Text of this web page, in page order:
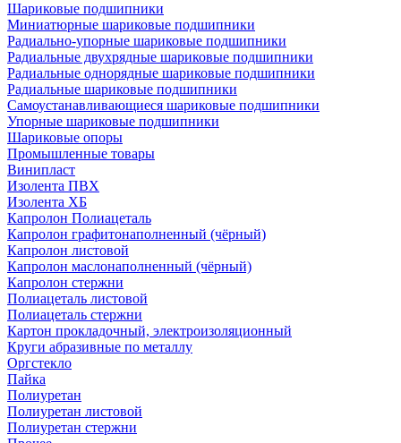
Шариковые подшипники
Миниатюрные шариковые подшипники
Радиально-упорные шариковые подшипники
Радиальные двухрядные шариковые подшипники
Радиальные однорядные шариковые подшипники
Радиальные шариковые подшипники
Самоустанавливающиеся шариковые подшипники
Упорные шариковые подшипники
Шариковые опоры
Промышленные товары
Винипласт
Изолента ПВХ
Изолента ХБ
Капролон Полиацеталь
Капролон графитонаполненный (чёрный)
Капролон листовой
Капролон маслонаполненный (чёрный)
Капролон стержни
Полиацеталь листовой
Полиацеталь стержни
Картон прокладочный, электроизоляционный
Круги абразивные по металлу
Оргстекло
Пайка
Полиуретан
Полиуретан листовой
Полиуретан стержни